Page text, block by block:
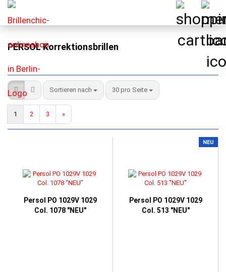
PERSOL Korrektionsbrillen
Sortieren nach
Sortieren nach 30 pro Seite
pro Seite
1 2 3 »
Persol PO 1029V 1029
Col. 1078 "NEU"
NEU
Persol PO 1029V 1029
Col. 513 "NEU"